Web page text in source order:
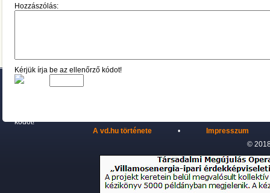
Hozzászólás:
Kérjük írja be az ellenőrző kódot!
A vd.hu története •
Impresszum
©